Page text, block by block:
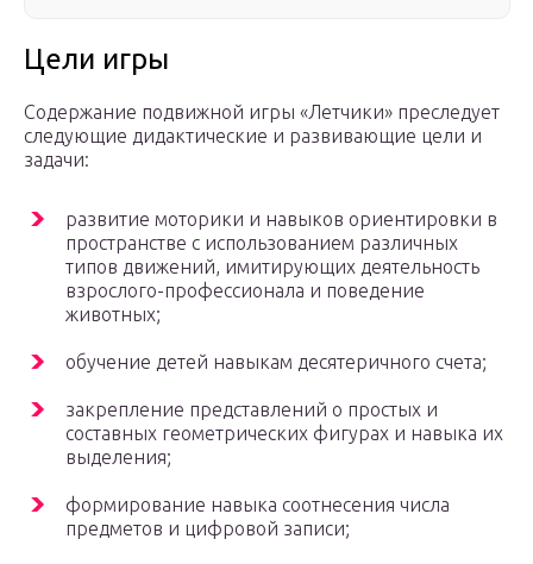
Цели игры
Содержание подвижной игры «Летчики» преследует
следующие дидактические и развивающие цели и
задачи:
развитие моторики и навыков ориентировки в
пространстве с использованием различных
типов движений, имитирующих деятельность
взрослого-профессионала и поведение
животных;
обучение детей навыкам десятеричного счета;
закрепление представлений о простых и
составных геометрических фигурах и навыка их
выделения;
формирование навыка соотнесения числа
предметов и цифровой записи;